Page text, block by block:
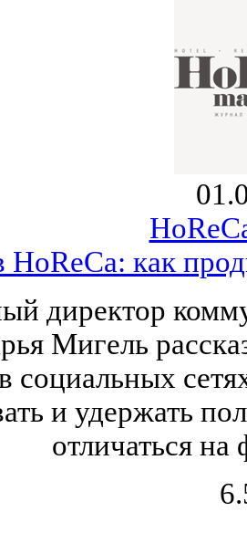
HoReCa: как
директор
Мигель
социальных
и удержать
отличаться на